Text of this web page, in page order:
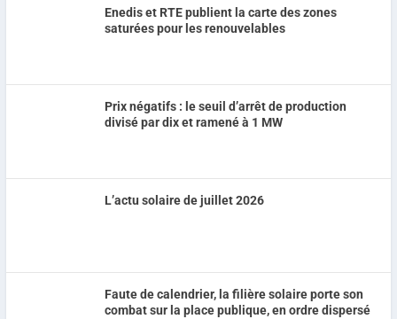
Enedis et RTE publient la carte des zones
saturées pour les renouvelables
Prix négatifs : le seuil d’arrêt de production
divisé par dix et ramené à 1 MW
L’actu solaire de juillet 2026
Faute de calendrier, la filière solaire porte son
combat sur la place publique, en ordre dispersé